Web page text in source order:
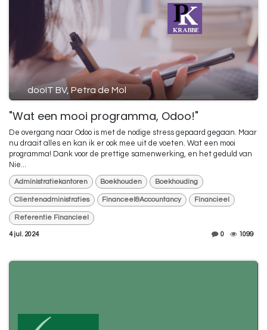
dooIT BV, Petra de Mol
"Wat een mooi programma, Odoo!"
De overgang naar Odoo is met de nodige stress gepaard gegaan. Maar
nu draait alles en kan ik er ook mee uit de voeten. Wat een mooi
programma! Dank voor de prettige samenwerking, en het geduld van
Nie...
Administratiekantoren Boekhouden Boekhouding
Clientenadministraties Financeel&Accountancy Financieel
Referentie Financieel
4 jul. 2024 0 1099